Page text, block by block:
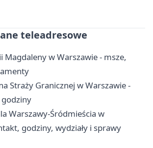
teleadresowe
Magdaleny w Warszawie - msze,
Straży Granicznej w Warszawie -
Warszawy-Śródmieścia w
godziny, wydziały i sprawy